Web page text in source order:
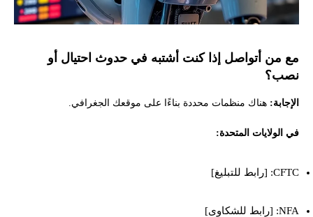
مع من أتواصل إذا كنت أشتبه في حدوث احتيال أو
نصب؟
الإجابة: هناك منظمات محددة بناءًا على موقعك الجغرافي.
في الولايات المتحدة:
CFTC: [رابط للتبليغ]
NFA: [رابط للشكاوى]